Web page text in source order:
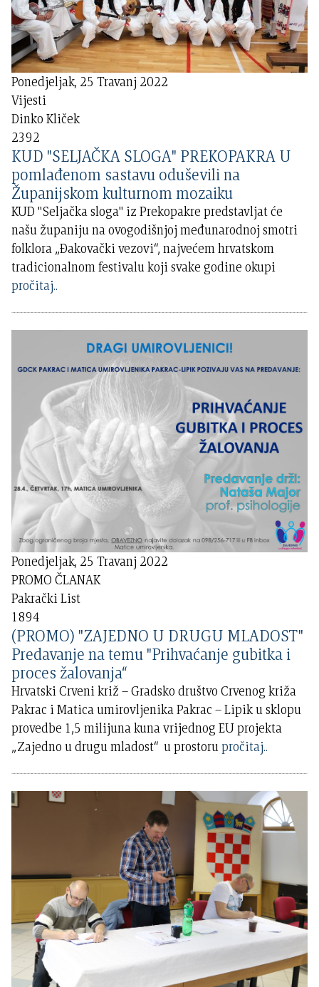
Ponedjeljak, 25 Travanj 2022
Vijesti
Dinko Kliček
2392
KUD "SELJAČKA SLOGA" PREKOPAKRA U
pomlađenom sastavu oduševili na
Županijskom kulturnom mozaiku
KUD "Seljačka sloga" iz Prekopakre predstavljat će
našu županiju na ovogodišnjoj međunarodnoj smotri
folklora „Đakovački vezovi“, najvećem hrvatskom
tradicionalnom festivalu koji svake godine okupi
pročitaj..
Ponedjeljak, 25 Travanj 2022
PROMO ČLANAK
Pakrački List
1894
(PROMO) "ZAJEDNO U DRUGU MLADOST"
Predavanje na temu "Prihvaćanje gubitka i
proces žalovanja“
Hrvatski Crveni križ – Gradsko društvo Crvenog križa
Pakrac i Matica umirovljenika Pakrac – Lipik u sklopu
provedbe 1,5 milijuna kuna vrijednog EU projekta
„Zajedno u drugu mladost“ u prostorupročitaj..